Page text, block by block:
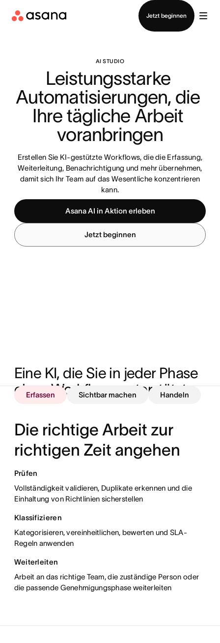
Jetzt beginnen
Vertrieb kontaktieren
AI STUDIO
Leistungsstarke
Automatisierungen, die
Ihre tägliche Arbeit
voranbringen
Erstellen Sie KI-gestützte Workflows, die die Erfassung,
Weiterleitung, Benachrichtigung und mehr übernehmen,
damit sich Ihr Team auf das Wesentliche konzentrieren
kann.
Asana AI in Aktion erleben
Jetzt beginnen
Eine KI, die Sie in jeder Phase
eines Workflows unterstützt
Erfassen Sichtbar machen Handeln
Die richtige Arbeit zur
richtigen Zeit angehen
Prüfen
Vollständigkeit validieren, Duplikate erkennen und die
Einhaltung von Richtlinien sicherstellen
Klassifizieren
Kategorisieren, vereinheitlichen, bewerten und SLA-
Regeln anwenden
Weiterleiten
Arbeit an das richtige Team, die zuständige Person oder
die passende Genehmigungsphase weiterleiten
Warnen
Berichten
Recherchieren
Erstellen
Integrieren
Ü ersetzen